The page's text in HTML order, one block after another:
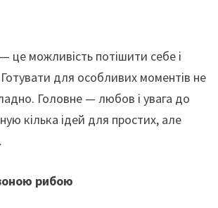
це можливість потішити себе і
для особливих моментів не
Головне — любов і увага до
кілька ідей для простих, але
рибою